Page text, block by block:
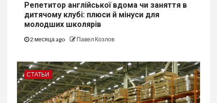
Репетитор англійської вдома чи заняття в
дитячому клубі: плюси й мінуси для
молодших школярів
2 месяца ago Павел Козлов
СТАТЬИ